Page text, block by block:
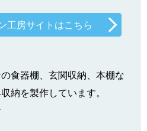
工房サイトはこちら
食器棚、玄関収納、本棚な
納を製作しています。